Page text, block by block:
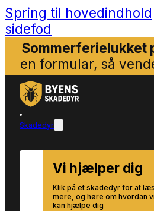
Spring til hovedindhold
sidefod
Sommerferielukket
en formular, så
Skadedyr
Vi hjælper dig
Klik på et skadedyr for at
mere, og høre om hvordan vi
kan hjælpe dig